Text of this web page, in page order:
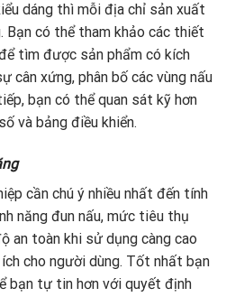
dáng thì mỗi địa chỉ sản xuất
Bạn có thể tham khảo các thiết
tìm được sản phẩm có kích
cân xứng, phân bố các vùng nấu
bạn có thể quan sát kỹ hơn
và bảng điều khiển.
cần chú ý nhiều nhất đến tính
năng đun nấu, mức tiêu thụ
an toàn khi sử dụng càng cao
cho người dùng. Tốt nhất bạn
bạn tự tin hơn với quyết định